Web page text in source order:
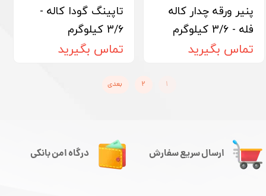
پنیر ورقه چدار کاله
فله - 3/6 کیلوگرم
تماس بگیرید
تاپینگ گودا کاله -
3/6 کیلوگرم
تماس بگیرید
۱ ۲ بعدی
ارسال سریع سفارش درگاه امن بانکی